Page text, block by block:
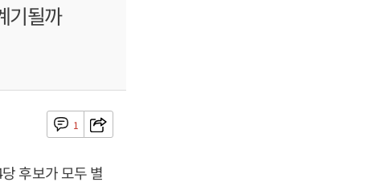
기될까
1
후보가 모두 별